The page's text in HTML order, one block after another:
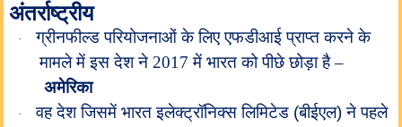
अंतर्राष्ट्रीय
·
ग्रीनफील्ड परियोजनाओं के लिए एफडीआई प्राप्त करने के
मामले में इस देश ने 2017 में भारत को पीछे छोड़ा है –
अमेरिका
·
वह देश जिसमें भारत इलेक्ट्रॉनिक्स लिमिटेड (बीईएल) ने पहले